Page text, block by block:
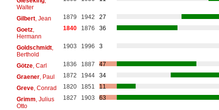
Walter
Gilbert, Jean 1879 1942
27
Goetz,
Hermann
1840 1876 36
Goldschmidt,
Berthold
1903 1996 3
Götze, Carl 1836 1887
47
Graener, Paul 1872 1944
34
Greve, Conrad 1820 1851
11
Grimm , Julius
Otto
1827 1903 63